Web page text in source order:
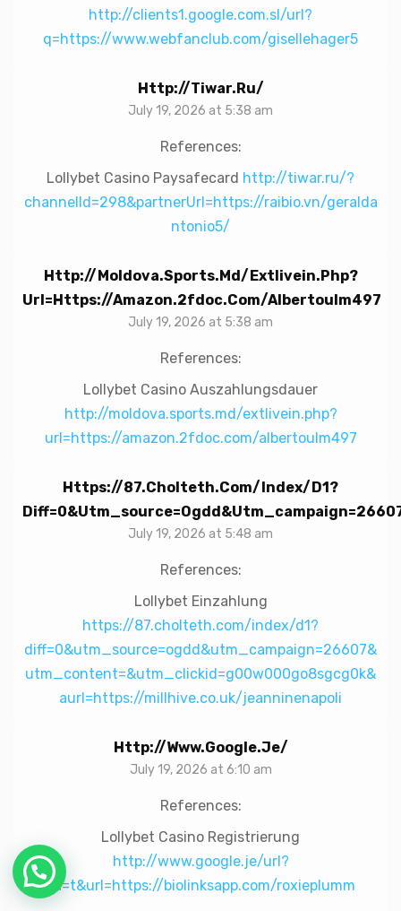
http://clients1.google.com.sl/url?
q=https://www.webfanclub.com/gisellehager5
Http://tiwar.ru/
July 19, 2026 at 5:38 am
References:
Lollybet Casino Paysafecard http://tiwar.ru/?
channelId=298&partnerUrl=https://raibio.vn/geralda
ntonio5/
Http://moldova.sports.md/extlivein.php?
Url=https://amazon.2fdoc.com/albertoulm497
July 19, 2026 at 5:38 am
References:
Lollybet Casino Auszahlungsdauer
http://moldova.sports.md/extlivein.php?
url=https://amazon.2fdoc.com/albertoulm497
Https://87.cholteth.com/index/d1?
July 19, 2026 at 5:48 am
References:
Lollybet Einzahlung
https://87.cholteth.com/index/d1?
diff=0&utm_source=ogdd&utm_campaign=26607&
utm_content=&utm_clickid=g00w000go8sgcg0k&
aurl=https://millhive.co.uk/jeanninenapoli
Http://www.google.je/
July 19, 2026 at 6:10 am
References:
Lollybet Casino Registrierung
http://www.google.je/url?
sa=t&url=https://biolinksapp.com/roxieplumm